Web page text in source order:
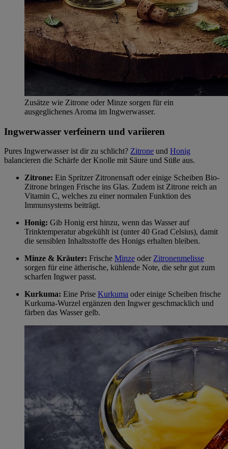
Zusätze wie Zitrone oder Minze sorgen für ein
ausgeglichenes Aroma im Ingwerwasser.
Ingwerwasser verfeinern und variieren
Pures Ingwerwasser ist dir zu schlicht? Zitrone und Honig
balancieren die Schärfe der Knolle mit Säure und Süße aus.
Zitrone: Ein Spritzer Zitronensaft oder einige Scheiben Bio-
Zitrone bringen Frische ins Glas. Zudem ist Zitrone reich an
Vitamin C, welches zu einer normalen Funktion des
Immunsystems beiträgt.
Honig: Gib Honig erst hinzu, wenn das Wasser auf
Trinktemperatur abgekühlt ist (unter 40 Grad Celsius), damit
die sensiblen Inhaltsstoffe des Honigs erhalten bleiben.
Minze & Kräuter: Frische Minze oderZitronenmelisse
sorgen für eine ätherische, kühlende Note, die sehr gut zum
scharfen Ingwer passt.
Kurkuma: Eine Prise Kurkuma oder einige Scheiben frische
Kurkuma-Wurzel ergänzen den Ingwer geschmacklich und
färben das Wasser gelb.